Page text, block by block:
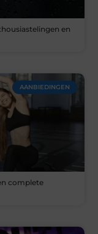
en
AANBIEDINGEN
complete